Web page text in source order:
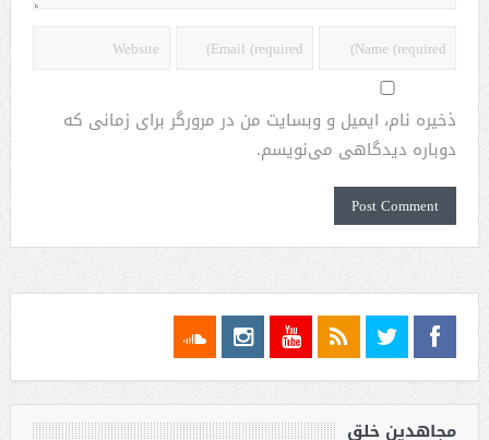
ذخیره نام، ایمیل و وبسایت من در مرورگر برای زمانی که
دوباره دیدگاهی می‌نویسم.
مجاهدین خلق